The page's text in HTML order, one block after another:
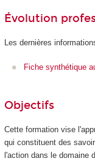
Évolution
Les dernières
Fiche synthétique
Objectifs
Cette formation vise
qui constituent des
l'action dans le domaine